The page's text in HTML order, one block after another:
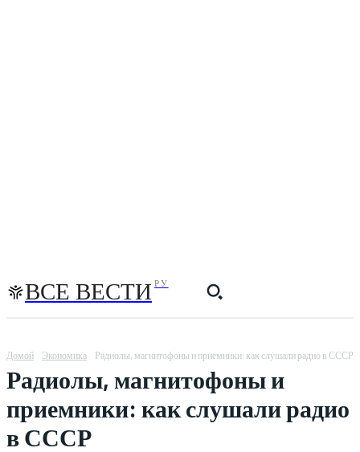
ВСЕ ВЕСТИ РУ
Домой Экономика Радиолы, магнитофоны и приемники: как слушали радио в СССР
Радиолы, магнитофоны и
приемники: как слушали радио
в СССР